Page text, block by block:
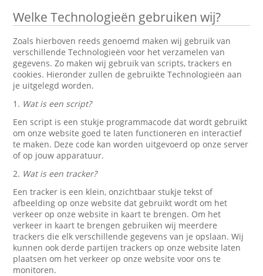
Welke Technologieën gebruiken wij?
Zoals hierboven reeds genoemd maken wij gebruik van
verschillende Technologieën voor het verzamelen van
gegevens. Zo maken wij gebruik van scripts, trackers en
cookies. Hieronder zullen de gebruikte Technologieën aan
je uitgelegd worden.
1. Wat is een script?
Een script is een stukje programmacode dat wordt gebruikt
om onze website goed te laten functioneren en interactief
te maken. Deze code kan worden uitgevoerd op onze server
of op jouw apparatuur.
2. Wat is een tracker?
Een tracker is een klein, onzichtbaar stukje tekst of
afbeelding op onze website dat gebruikt wordt om het
verkeer op onze website in kaart te brengen. Om het
verkeer in kaart te brengen gebruiken wij meerdere
trackers die elk verschillende gegevens van je opslaan. Wij
kunnen ook derde partijen trackers op onze website laten
plaatsen om het verkeer op onze website voor ons te
monitoren.